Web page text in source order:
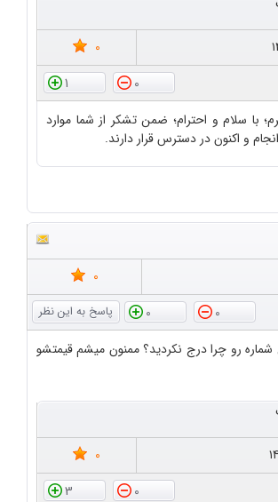
0
0
1
با سلام و احترام؛ ضمن تشکر از شما موارد
و اکنون در دسترس قرار دارند.
0
0
0
رو چرا درج نکردید؟ ممنون میشم قیمتشو
0
0
3